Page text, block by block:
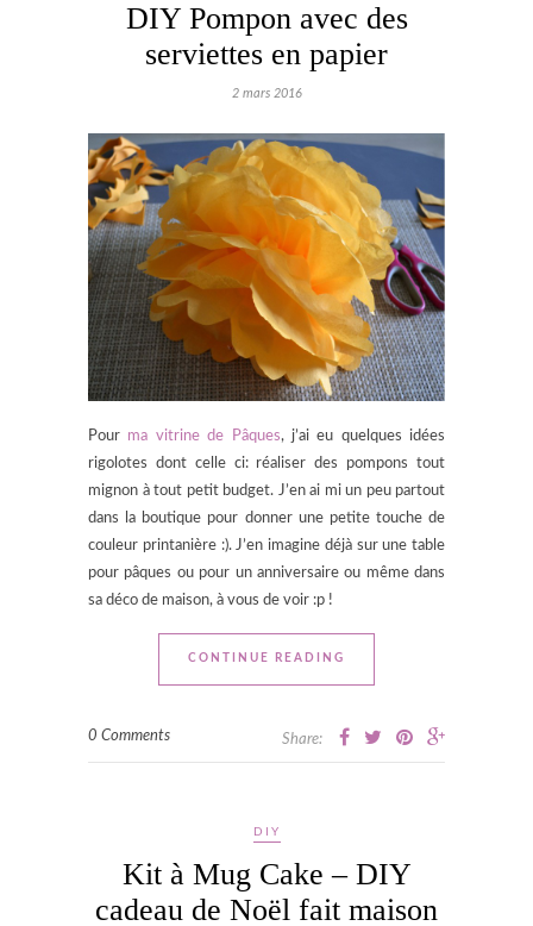
DIY Pompon avec des
serviettes en papier
2 mars 2016
Pour ma vitrine de Pâques, j’ai eu quelques idées
rigolotes dont celle ci: réaliser des pompons tout
mignon à tout petit budget. J’en ai mi un peu partout
dans la boutique pour donner une petite touche de
couleur printanière :). J’en imagine déjà sur une table
pour pâques ou pour un anniversaire ou même dans
sa déco de maison, à vous de voir :p !
CONTINUE READING
0 Comments Share:
DIY
Kit à Mug Cake – DIY
cadeau de Noël fait maison